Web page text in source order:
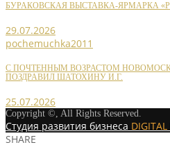
БУРАКОВСКАЯ ВЫСТАВКА-ЯРМАРКА
29.07.2026
pochemuchka2011
С ПОЧТЕННЫМ ВОЗРАСТОМ
ПОЗДРАВИЛ ШАТОХИНУ И.Г.
25.07.2026
Copyright ©, All Rights Reserved.
Студия развития бизнеса DIGITAL
SHARE